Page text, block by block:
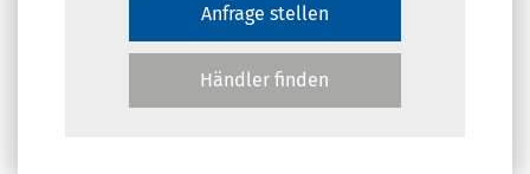
Anfrage stellen
Händler finden